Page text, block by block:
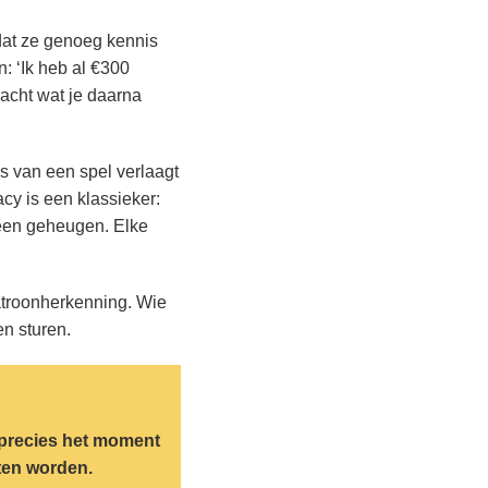
ze genoeg kennis
‘Ik heb al €300
wat je daarna
van een spel verlaagt
is een klassieker:
geheugen. Elke
Wie
sturen.
het moment
worden.